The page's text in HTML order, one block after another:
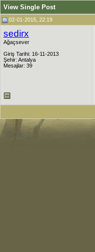
View Single Post
02-01-2015, 22:19
sedirx
Ağaçsever
Giriş Tarihi: 16-11-2013
Şehir: Antalya
Mesajlar: 39